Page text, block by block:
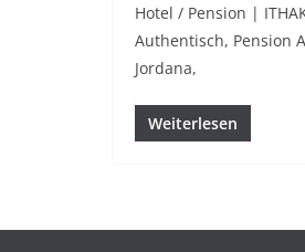
Hotel / Pension |
Authentisch, Pension
Jordana,
Weiterlesen